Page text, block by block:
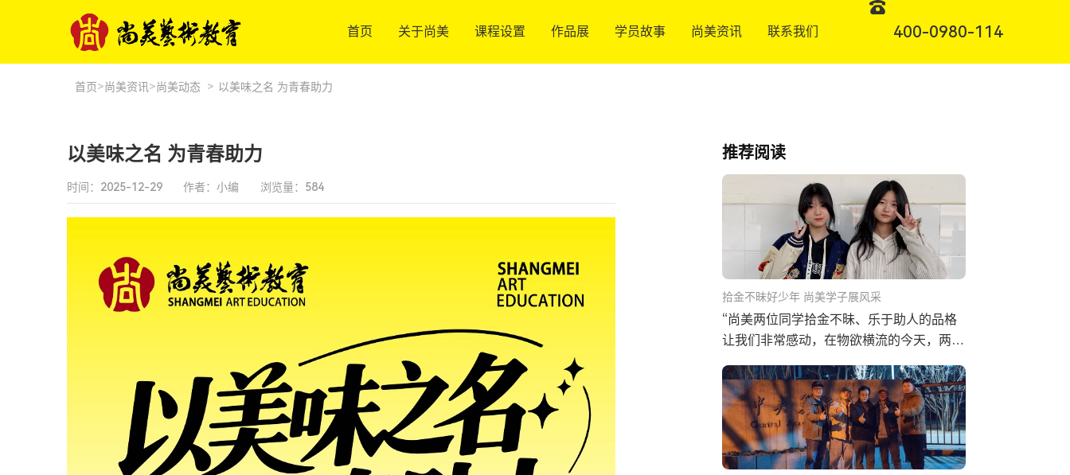
首页 关于尚美 课程设置 作品展 学员故事 尚美资讯 联系我们 400-0980-114
首页>尚美资讯 >尚美动态 > 以美味之名 为青春助力
以美味之名 为青春助力
时间：2025-12-29 作者：小编 浏览量： 584
推荐阅读
拾金不昧好少年 尚美学子展风采
“尚美两位同学拾金不昧、乐于助人的品格
让我们非常感动，在物欲横流的今天，两位
由衷地...…